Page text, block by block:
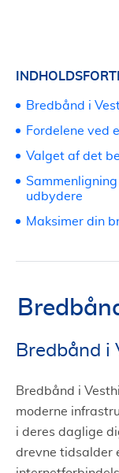
Bredbånd i
Bredbånd i
moderne
i deres daglige
drevne tidsalder
Bredbånd i
Fordelene ved
Valget af det
udbydere
Maksimer din